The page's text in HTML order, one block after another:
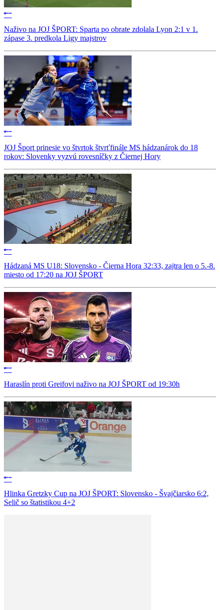
Naživo na JOJ ŠPORT: Sparta po obrate zdolala Lyon 2:1 v 1.
zápase 3. predkola Ligy majstrov
JOJ Šport prinesie vo štvrtok štvrťfinále MS hádzanárok do 18
rokov: Slovenky vyzvú rovesníčky z Čiernej Hory
Hádzaná MS U18: Slovensko - Čierna Hora 32:33, zajtra len o 5.-8.
miesto od 17:20 na JOJ ŠPORT
Haraslín proti Greifovi naživo na JOJ ŠPORT od 19:30h
Hlinka Gretzky Cup na JOJ ŠPORT: Slovensko - Švajčiarsko 6:2,
Selič so štatistikou 4+2